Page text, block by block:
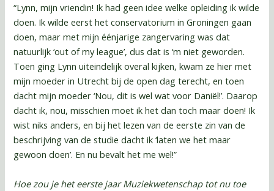
“Lynn, mijn vriendin! Ik had geen idee welke opleiding ik wilde
doen. Ik wilde eerst het conservatorium in Groningen gaan
doen, maar met mijn éénjarige zangervaring was dat
natuurlijk ‘out of my league’, dus dat is ‘m niet geworden.
Toen ging Lynn uiteindelijk overal kijken, kwam ze hier met
mijn moeder in Utrecht bij de open dag terecht, en toen
dacht mijn moeder ‘Nou, dit is wel wat voor Daniël!’. Daarop
dacht ik, nou, misschien moet ik het dan toch maar doen! Ik
wist niks anders, en bij het lezen van de eerste zin van de
beschrijving van de studie dacht ik ‘laten we het maar
gewoon doen’. En nu bevalt het me wel!”
Hoe zou je het eerste jaar Muziekwetenschap tot nu toe